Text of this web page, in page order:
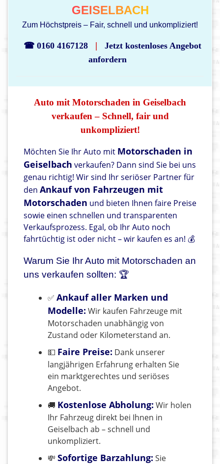
GEISELBACH
Zum Höchstpreis – Fair, schnell und unkompliziert!
☎ 0160 4167128 |
Jetzt kostenloses Angebot
anfordern
Auto mit Motorschaden in Geiselbach
verkaufen – Schnell, fair und
unkompliziert!
Möchten Sie Ihr Auto mit Motorschaden in
Geiselbach verkaufen? Dann sind Sie bei uns
genau richtig! Wir sind Ihr seriöser Partner für
den Ankauf von Fahrzeugen mit
Motorschaden und bieten Ihnen faire Preise
sowie einen schnellen und transparenten
Verkaufsprozess. Egal, ob Ihr Auto noch
fahrtüchtig ist oder nicht – wir kaufen es an! 💰
Warum Sie Ihr Auto mit Motorschaden an
uns verkaufen sollten: 🏆
✅ Ankauf aller Marken und
Modelle: Wir kaufen Fahrzeuge mit
Motorschaden unabhängig von
Zustand oder Kilometerstand an.
💵 Faire Preise: Dank unserer
langjährigen Erfahrung erhalten Sie
ein marktgerechtes und seriöses
Angebot.
🚚 Kostenlose Abholung: Wir holen
Ihr Fahrzeug direkt bei Ihnen in
Geiselbach ab – schnell und
unkompliziert.
💸 Sofortige Barzahlung: Sie